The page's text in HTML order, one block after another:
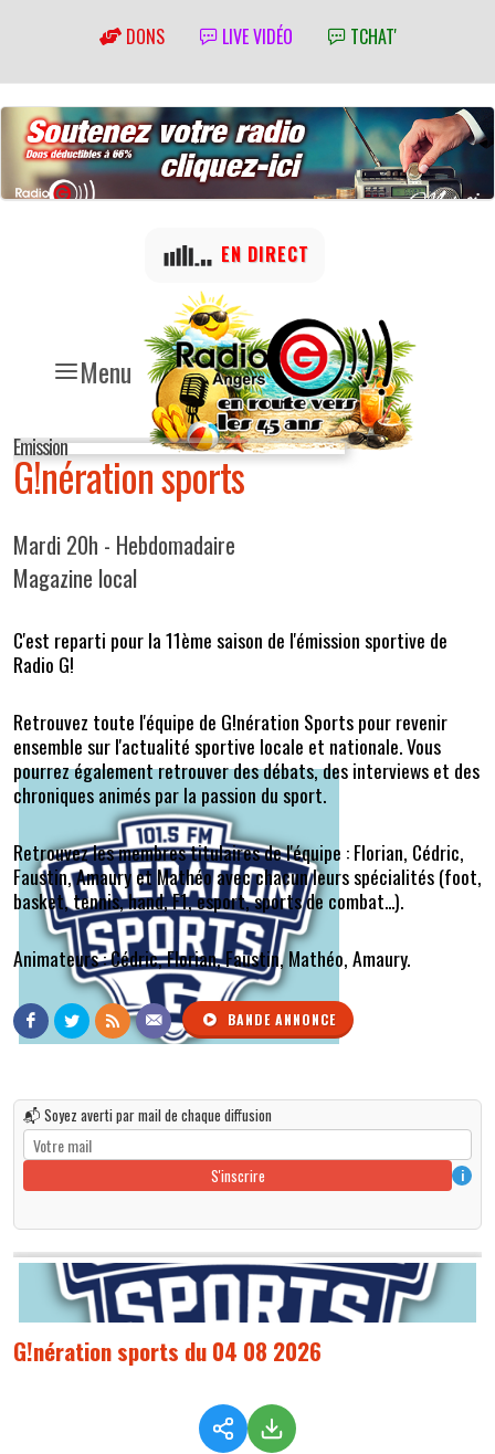
DONS LIVE VIDÉO TCHAT'
Menu
EN DIRECT
Emission
G!nération sports
Mardi 20h - Hebdomadaire
Magazine local
C'est reparti pour la 11ème saison de l'émission sportive de
Radio G!
Retrouvez toute l'équipe de G!nération Sports pour revenir
ensemble sur l'actualité sportive locale et nationale. Vous
pourrez également retrouver des débats, des interviews et des
chroniques animés par la passion du sport.
Retrouvez les membres titulaires de l'équipe : Florian, Cédric,
Faustin, Amaury et Mathéo avec chacun leurs spécialités (foot,
basket, tennis, hand, F1, esport, sports de combat...).
Animateurs : Cédric, Florian, Faustin, Mathéo, Amaury.
BANDE ANNONCE
📬 Soyez averti par mail de chaque diffusion
S'inscrire i
G!nération sports du 04 08 2026